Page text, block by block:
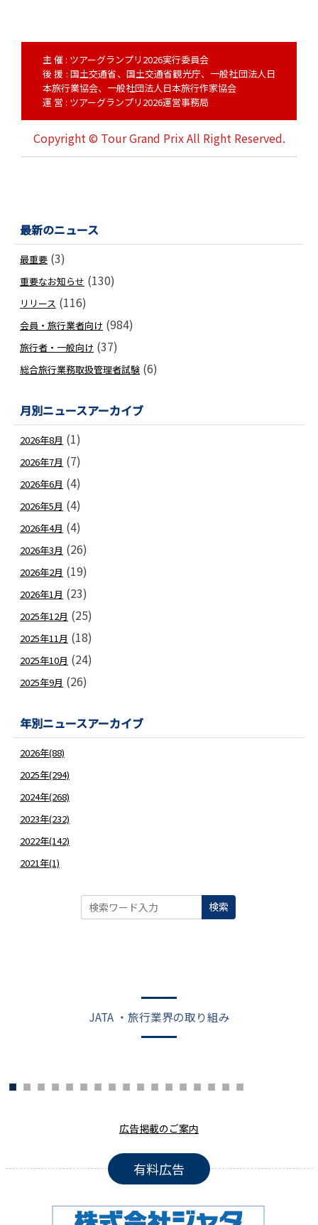
主 催 : ツアーグランプリ2026実行委員会
後 援 : 国土交通省、国土交通省観光庁、一般社団法人日
本旅行業協会、一般社団法人日本旅行作家協会
運 営 : ツアーグランプリ2026運営事務局
Copyright © Tour Grand Prix All Right Reserved.
最新のニュース
最重要 (3)
重要なお知らせ (130)
リリース (116)
会員・旅行業者向け (984)
旅行者・一般向け (37)
総合旅行業務取扱管理者試験 (6)
月別ニュースアーカイブ
2026年8月 (1)
2026年7月 (7)
2026年6月 (4)
2026年5月 (4)
2026年4月 (4)
2026年3月 (26)
2026年2月 (19)
2026年1月 (23)
2025年12月 (25)
2025年11月 (18)
2025年10月 (24)
2025年9月 (26)
年別ニュースアーカイブ
2026年(88)
2025年(294)
2024年(268)
2023年(232)
2022年(142)
2021年(1)
検索
JATA ・旅行業界の取り組み
広告掲載のご案内
有料広告